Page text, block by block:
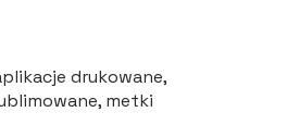
drukowane,
metki